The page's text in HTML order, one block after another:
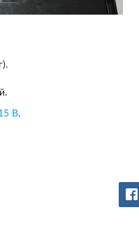
B.